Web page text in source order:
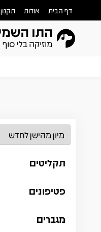
דף הבית אודות תקנון
תקליטים
פטיפונים
מגברים